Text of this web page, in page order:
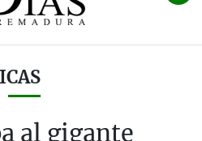
al gigante